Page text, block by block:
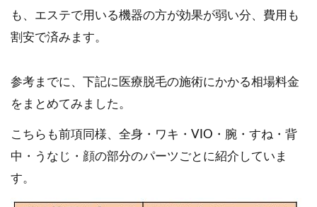
も、エステで用いる機器の方が効果が弱い分、費用も
割安で済みます。
参考までに、下記に医療脱毛の施術にかかる相場料金
をまとめてみました。
こちらも前項同様、全身・ワキ・VIO・腕・すね・背
中・うなじ・顔の部分のパーツごとに紹介していま
す。